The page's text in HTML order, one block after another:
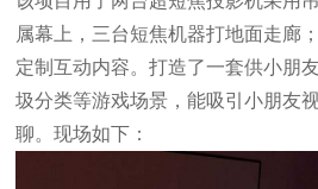
属幕上，三台短焦机器打地面走廊
定制互动内容。打造了一套供小朋
圾分类等游戏场景，能吸引小朋友
聊。现场如下：